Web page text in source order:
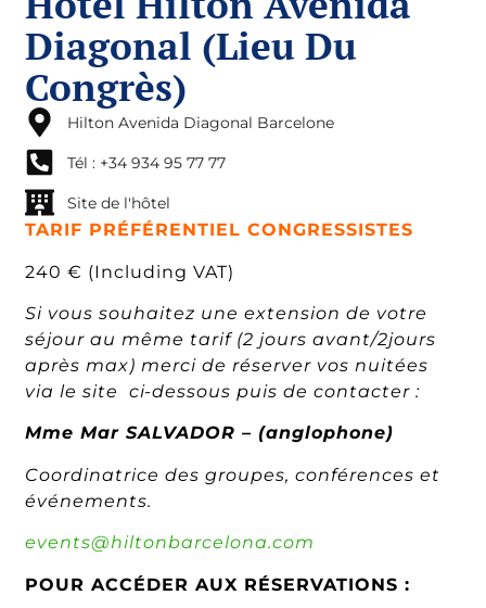
Diagonal (lieu Du
Congrès)
Hilton Avenida Diagonal Barcelone
Tél : +34 934 95 77 77
Site de l'hôtel
TARIF PRÉFÉRENTIEL CONGRESSISTES
240 € (Including VAT)
Si vous souhaitez une extension de votre
séjour au même tarif (2 jours avant/2jours
après max) merci de réserver vos nuitées
via le site ci-dessous puis de contacter :
Mme Mar SALVADOR – (anglophone)
Coordinatrice des groupes, conférences et
événements.
events@hiltonbarcelona.com
POUR ACCÉDER AUX RÉSERVATIONS :